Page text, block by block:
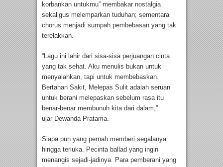
korbankan untukmu” membakar nostalgia
sekaligus melemparkan tuduhan; sementara
chorus menjadi sumpah pembebasan yang tak
terelakkan.
“Lagu ini lahir dari sisa-sisa perjuangan cinta
yang tak sehat. Aku menulis bukan untuk
menyalahkan, tapi untuk membebaskan.
Bertahan Sakit, Melepas Sulit adalah seruan
untuk berani melepaskan sebelum rasa itu
benar-benar membunuh kita dari dalam,”
ujar Dewanda Pratama.
Siapa pun yang pernah memberi segalanya
hingga terluka. Pecinta ballad yang ingin
menangis sejadi-jadinya. Para pemberani yang